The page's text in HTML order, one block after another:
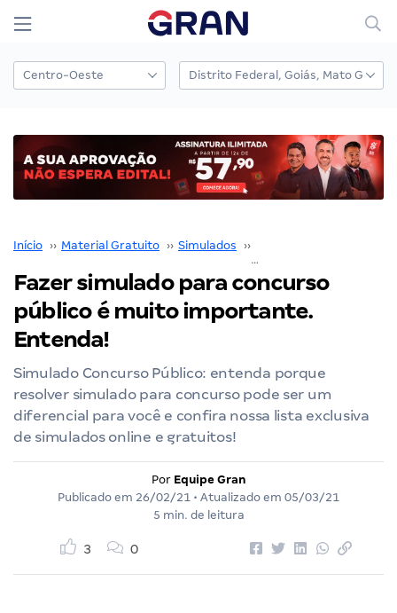
Início ›› Material Gratuito ›› Simulados ››
Fazer simulado para concurso
público é muito importante.
Entenda!
Simulado Concurso Público: entenda porque
resolver simulado para concurso pode ser um
diferencial para você e confira nossa lista exclusiva
de simulados online e gratuitos!
Por Equipe Gran
Publicado em 26/02/21 • Atualizado em 05/03/21
5 min. de leitura
3 0